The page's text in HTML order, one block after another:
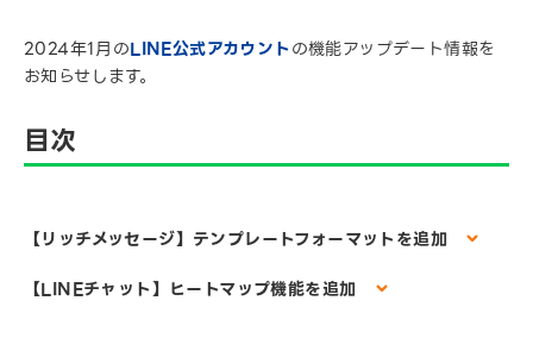
2024年1月のLINE公式アカウントの機能アップデート情報を
お知らせします。
目次
【リッチメッセージ】テンプレートフォーマットを追加
【LINEチャット】ヒートマップ機能を追加